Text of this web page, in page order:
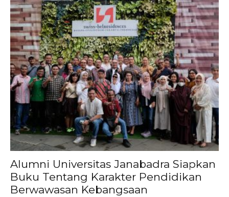
Alumni Universitas Janabadra Siapkan
Buku Tentang Karakter Pendidikan
Berwawasan Kebangsaan